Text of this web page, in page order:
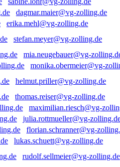
dagmar.maier@vg-zolling.de
erika.mehl@vg-zolling.de
stefan.meyer@vg-zolling.de
mia.neugebauer@vg-
monika.obermeier@vg-
helmut.priller@vg-zolling.de
thomas.reiser@vg-zolling.de
maximilian.riesch@vg-
julia.rottmueller@vg-
florian.schranner@vg-
lukas.schuett@vg-zolling.de
rudolf.sellmeier@vg-zolling.de